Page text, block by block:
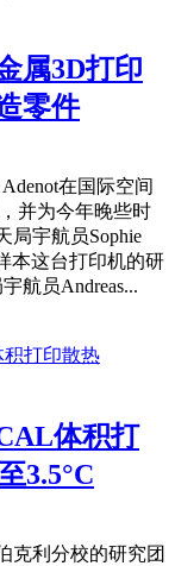
属3D打印
零件
在国际空间
并为今年晚些时
宇航员Sophie
本这台打印机的研
航员Andreas...
体积打
3.5°C
克利分校的研究团